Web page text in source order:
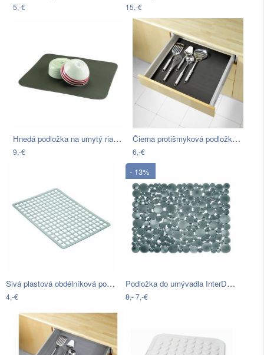
5,-€ 15,-€
Hnedá podložka na umytý riad…
9,-€
Čierna protišmyková podložka do zásuvky…
6,-€
Sivá plastová obdélníková podložka do…
4,-€
- 13%
Podložka do umývadla InterDesign bubble…
8,-7,-€